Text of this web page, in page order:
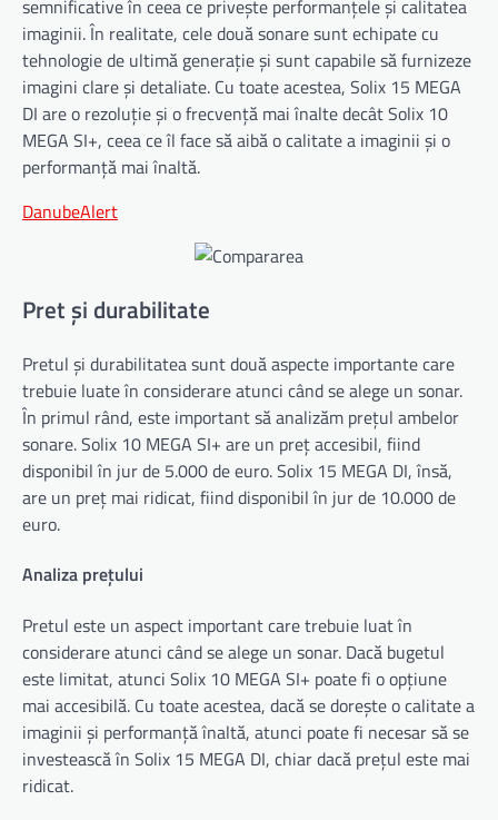
semnificative în ceea ce privește performanțele și calitatea
imaginii. În realitate, cele două sonare sunt echipate cu
tehnologie de ultimă generație și sunt capabile să furnizeze
imagini clare și detaliate. Cu toate acestea, Solix 15 MEGA
DI are o rezoluție și o frecvență mai înalte decât Solix 10
MEGA SI+, ceea ce îl face să aibă o calitate a imaginii și o
performanță mai înaltă.
DanubeAlert
Pret și durabilitate
Pretul și durabilitatea sunt două aspecte importante care
trebuie luate în considerare atunci când se alege un sonar.
În primul rând, este important să analizăm prețul ambelor
sonare. Solix 10 MEGA SI+ are un preț accesibil, fiind
disponibil în jur de 5.000 de euro. Solix 15 MEGA DI, însă,
are un preț mai ridicat, fiind disponibil în jur de 10.000 de
euro.
Analiza prețului
Pretul este un aspect important care trebuie luat în
considerare atunci când se alege un sonar. Dacă bugetul
este limitat, atunci Solix 10 MEGA SI+ poate fi o opțiune
mai accesibilă. Cu toate acestea, dacă se dorește o calitate a
imaginii și performanță înaltă, atunci poate fi necesar să se
investească în Solix 15 MEGA DI, chiar dacă prețul este mai
ridicat.